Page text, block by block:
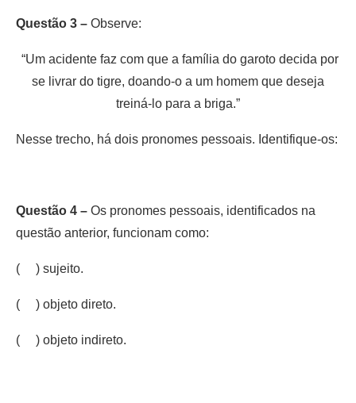
Questão 3 – Observe:
“Um acidente faz com que a família do garoto decida por
se livrar do tigre, doando-o a um homem que deseja
treiná-lo para a briga.”
Nesse trecho, há dois pronomes pessoais. Identifique-os:
Questão 4 – Os pronomes pessoais, identificados na
questão anterior, funcionam como:
( ) sujeito.
( ) objeto direto.
( ) objeto indireto.